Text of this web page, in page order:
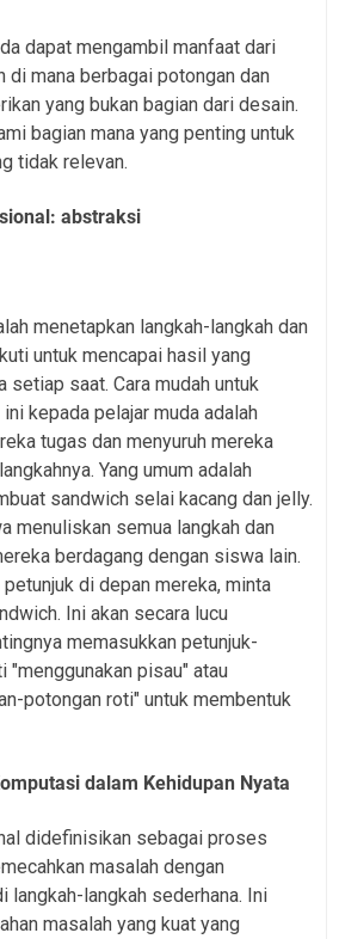
dapat mengambil manfaat dari
di mana berbagai potongan dan
yang bukan bagian dari desain.
bagian mana yang penting untuk
tidak relevan.
abstraksi
menetapkan langkah-langkah dan
untuk mencapai hasil yang
setiap saat. Cara mudah untuk
kepada pelajar muda adalah
tugas dan menyuruh mereka
Yang umum adalah
sandwich selai kacang dan jelly.
menuliskan semua langkah dan
berdagang dengan siswa lain.
petunjuk di depan mereka, minta
Ini akan secara lucu
memasukkan petunjuk-
pisau" atau
potongan roti" untuk membentuk
dalam Kehidupan Nyata
didefinisikan sebagai proses
masalah dengan
langkah-langkah sederhana. Ini
masalah yang kuat yang